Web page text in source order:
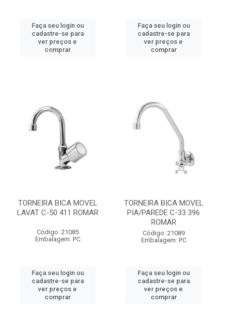
Faça seu login ou
cadastre-se para
ver preços e
comprar
Faça seu login ou
cadastre-se para
ver preços e
comprar
TORNEIRA BICA MOVEL
LAVAT C-50 411 ROMAR
Código: 21085
Embalagem: PC
Faça seu login ou
cadastre-se para
ver preços e
comprar
TORNEIRA BICA MOVEL
PIA/PAREDE C-33 396
ROMAR
Código: 21089
Embalagem: PC
Faça seu login ou
cadastre-se para
ver preços e
comprar